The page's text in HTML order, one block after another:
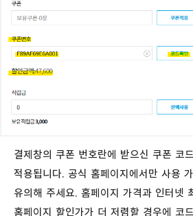
결제창의 쿠폰 번호란에 받으신 쿠폰 코
적용됩니다. 공식 홈페이지에서만 사용
유의해 주세요. 홈페이지 가격과 인터넷
홈페이지 할인가가 더 저렴할 경우에 코